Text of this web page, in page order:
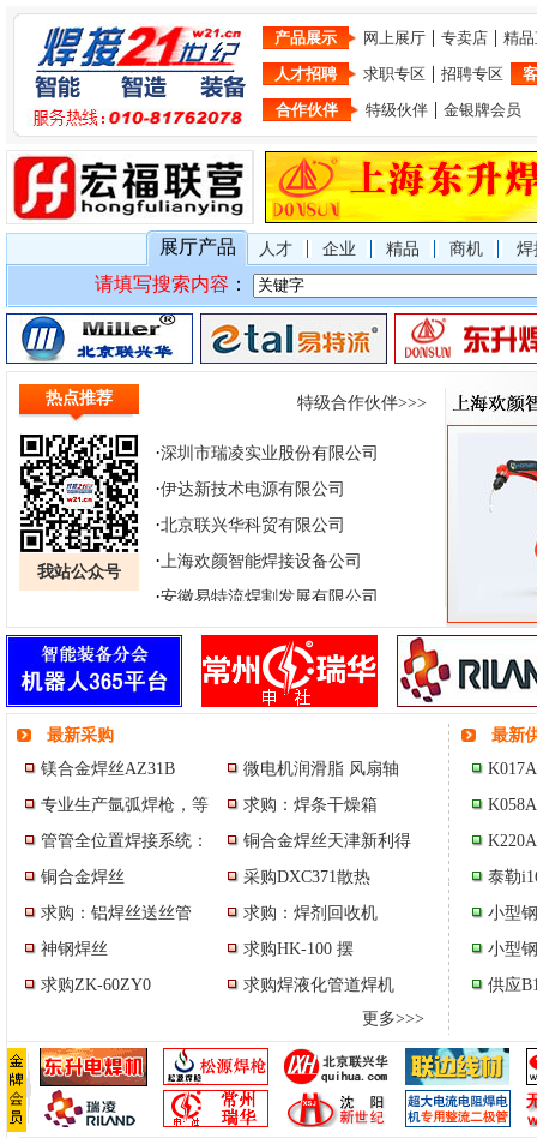
产品展示 网上展厅 | 专卖店 | 精
人才招聘
求职专区 | 招聘专区
合作伙伴
特级伙伴 | 金银牌会员
展厅产品 人才 企业 精品 商机 焊
请填写搜索内容 ：
热点推荐 特级合作伙伴>>>
我站公众号
·上海东升焊接集团有限公司
常州瑞华电力电子器件公司
·深圳市瑞凌实业股份有限公司
·伊达新技术电源有限公司
·北京联兴华科贸有限公司
· 上海欢颜智能焊接设备公司
·安徽易特流焊割发展有限公司
·上海东升焊接集团有限公司
常州瑞华电力电子器件公司
深圳市瑞凌实业股份有限公司
·北京联兴华科贸有限公司
·上海欢颜智能焊接设备公司
·安徽易特流焊割发展有限公司
最新采购
镁合金焊丝AZ31B
微电机润滑脂 风扇轴
专业生产氩弧焊枪，等
求购：焊条干燥箱
管管全位置焊接系统：
铜合金焊丝天津新利得
铜合金焊丝
采购DXC371散热
求购：铝焊丝送丝管
求购：焊剂回收机
神钢焊丝
求购HK-100 摆
求购ZK-60ZY0
求购焊液化管道焊机
更多>>>
最新
泰勒
小型
小型
供应